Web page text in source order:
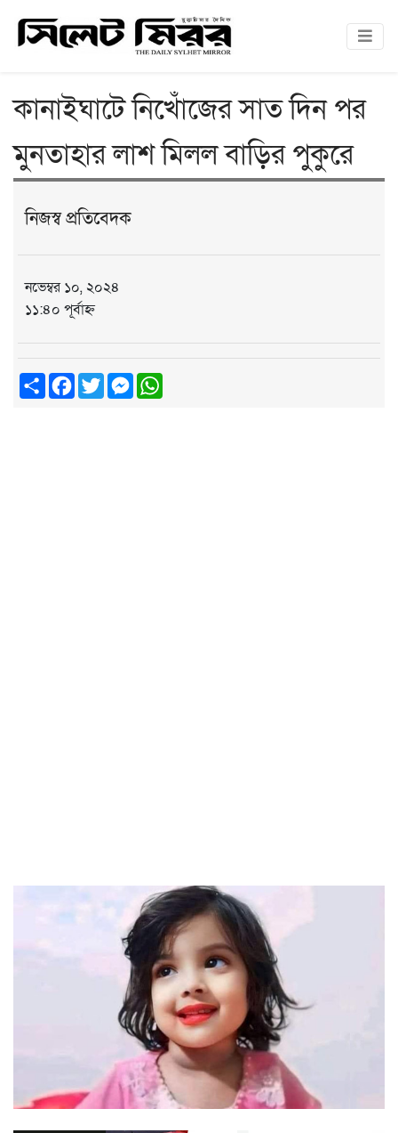
কানাইঘাটে নিখোঁজের সাত দিন পর
মুনতাহার লাশ মিলল বাড়ির পুকুরে
নিজস্ব প্রতিবেদক
নভেম্বর ১০, ২০২৪
১১:৪০ পূর্বাহ্ন
ShareFacebook
TwitterMessenger